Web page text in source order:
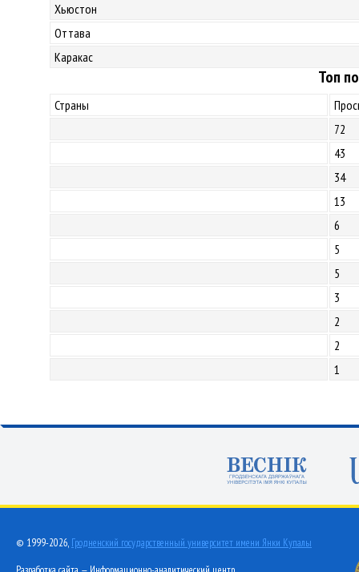
Хьюстон
Оттава
Каракас
Топ
Страны
72
43
34
13
6
5
5
3
2
2
1
© 1999-2026, Гродненский государственный университет имени Янки Купалы